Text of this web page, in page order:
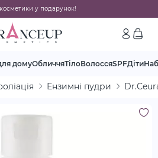
косметики у подарунок!
домуОбличчяТілоВолоссяSPFДіти
Ензимні пудри